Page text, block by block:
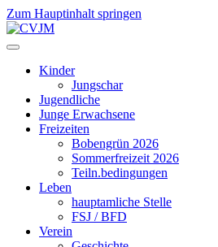
Zum Hauptinhalt springen
Kinder
Jungschar
Jugendliche
Junge Erwachsene
Freizeiten
Bobengrün 2026
Sommerfreizeit 2026
Teiln.bedingungen
Leben
hauptamliche Stelle
FSJ / BFD
Verein